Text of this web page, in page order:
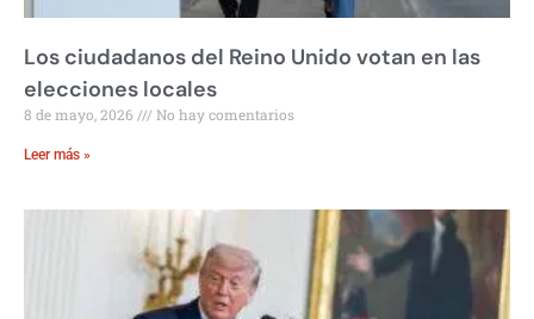
Los ciudadanos del Reino Unido votan en las
elecciones locales
8 de mayo, 2026 No hay comentarios
Leer más »